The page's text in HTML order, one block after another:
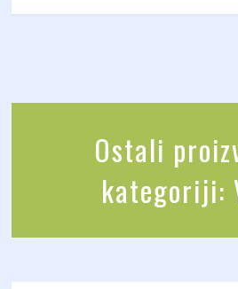
Ostali
kategoriji: